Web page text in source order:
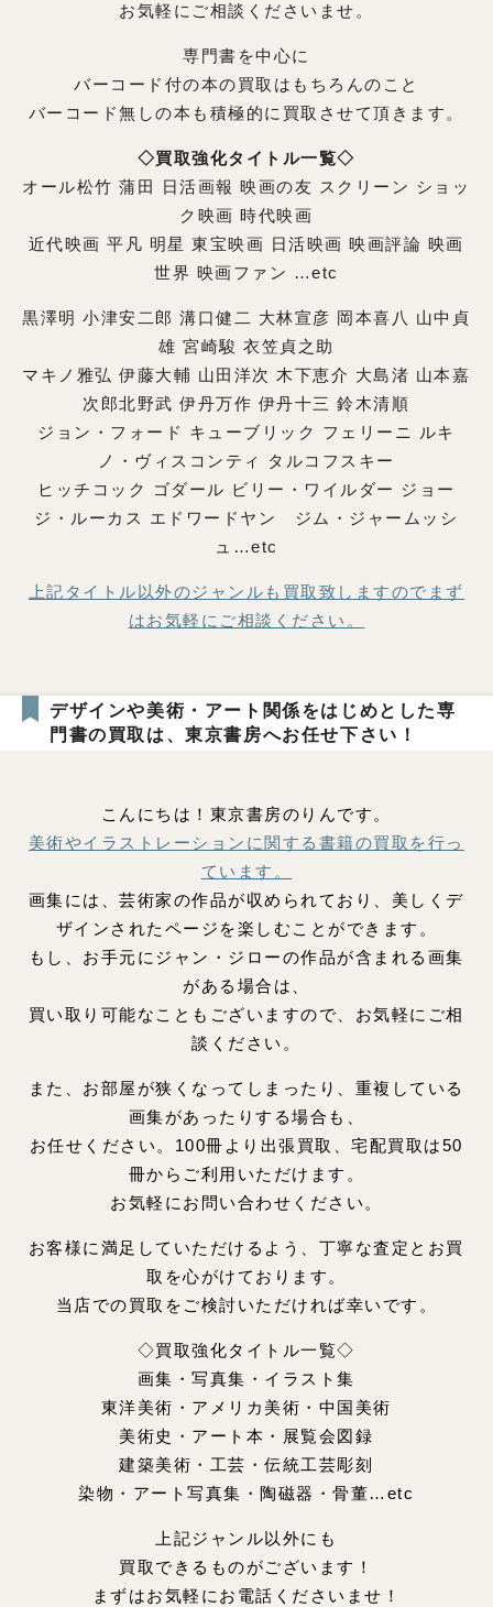
お気軽にご相談くださいませ。
専門書を中心に
バーコード付の本の買取はもちろんのこと
バーコード無しの本も積極的に買取させて頂きます。
◇買取強化タイトル一覧◇
オール松竹 蒲田 日活画報 映画の友 スクリーン ショッ
ク映画 時代映画
近代映画 平凡 明星 東宝映画 日活映画 映画評論 映画
世界 映画ファン …etc
黒澤明 小津安二郎 溝口健二 大林宣彦 岡本喜八 山中貞
雄 宮崎駿 衣笠貞之助
マキノ雅弘 伊藤大輔 山田洋次 木下恵介 大島渚 山本嘉
次郎北野武 伊丹万作 伊丹十三 鈴木清順
ジョン・フォード キューブリック フェリーニ ルキ
ノ・ヴィスコンティ タルコフスキー
ヒッチコック ゴダール ビリー・ワイルダー ジョー
ジ・ルーカス エドワードヤン ジム・ジャームッシ
ュ…etc
上記タイトル以外のジャンルも買取致しますのでまず
はお気軽にご相談ください。
デザインや美術・アート関係をはじめとした専
門書の買取は、東京書房へお任せ下さい！
こんにちは！東京書房のりんです。
美術やイラストレーションに関する書籍の買取を行っ
ています。
画集には、芸術家の作品が収められており、美しくデ
ザインされたページを楽しむことができます。
もし、お手元にジャン・ジローの作品が含まれる画集
がある場合は、
買い取り可能なこともございますので、お気軽にご相
談ください。
また、お部屋が狭くなってしまったり、重複している
画集があったりする場合も、
お任せください。100冊より出張買取、宅配買取は50
冊からご利用いただけます。
お気軽にお問い合わせください。
お客様に満足していただけるよう、丁寧な査定とお買
取を心がけております。
当店での買取をご検討いただければ幸いです。
◇買取強化タイトル一覧◇
画集・写真集・イラスト集
東洋美術・アメリカ美術・中国美術
美術史・アート本・展覧会図録
建築美術・工芸・伝統工芸彫刻
染物・アート写真集・陶磁器・骨董…etc
上記ジャンル以外にも
買取できるものがございます！
まずはお気軽にお電話くださいませ！